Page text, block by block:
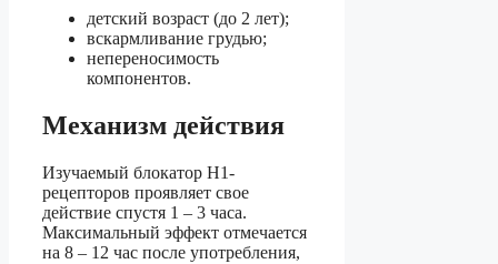
детский возраст (до 2 лет);
вскармливание грудью;
непереносимость
компонентов.
Механизм действия
Изучаемый блокатор H1-
рецепторов проявляет свое
действие спустя 1 – 3 часа.
Максимальный эффект отмечается
на 8 – 12 час после употребления,